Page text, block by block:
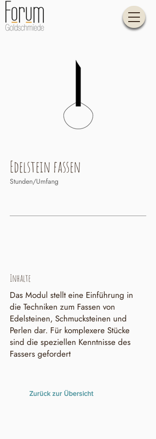
Edelstein fassen
Stunden/Umfang
Inhalte
Das Modul stellt eine Einführung in
die Techniken zum Fassen von
Edelsteinen, Schmucksteinen und
Perlen dar. Für komplexere Stücke
sind die speziellen Kenntnisse des
Fassers gefordert
Zurück zur Übersicht